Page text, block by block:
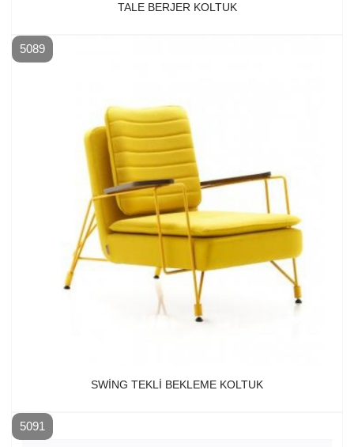
TALE BERJER KOLTUK
5089
SWING TEKLI BEKLEME KOLTUK
5091